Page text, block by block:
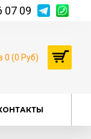
07 09
0 (0 Руб)